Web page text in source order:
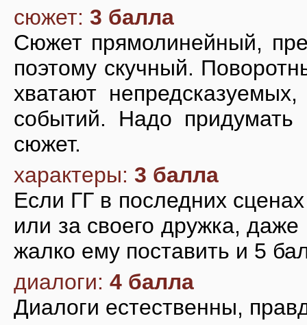
сюжет: 3 балла
Сюжет прямолинейный,
поэтому скучный.
хватают
событий. Надо придумать
сюжет.
характеры: 3 балла
Если ГГ в последних
или за своего дружка,
жалко ему поставить и 5
диалоги: 4 балла
Диалоги естественны,